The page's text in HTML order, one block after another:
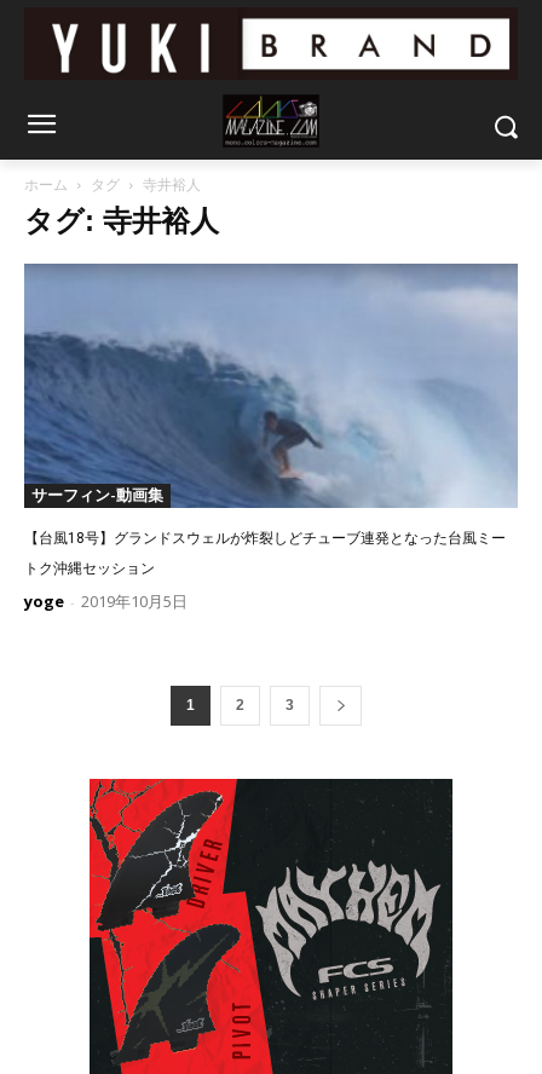
ホーム タグ 寺井裕人
タグ: 寺井裕人
サーフィン-動画集
【台風18号】グランドスウェルが炸裂しどチューブ連発となった台風ミー
トク沖縄セッション
yoge - 2019年10月5日
1 2 3